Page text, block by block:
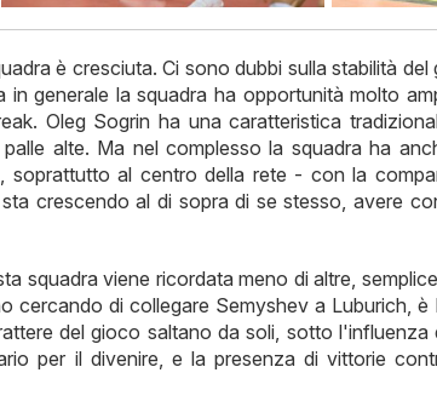
è cresciuta. Ci sono dubbi sulla stabilità
generale la squadra ha opportunità molto
Oleg Sogrin ha una caratteristica
alte. Ma nel complesso la squadra ha
soprattutto al centro della rete - con la
crescendo al di sopra di se stesso, avere
squadra viene ricordata meno di altre,
cercando di collegare Semyshev a Luburich, è
del gioco saltano da soli, sotto l'influenza
per il divenire, e la presenza di vittorie